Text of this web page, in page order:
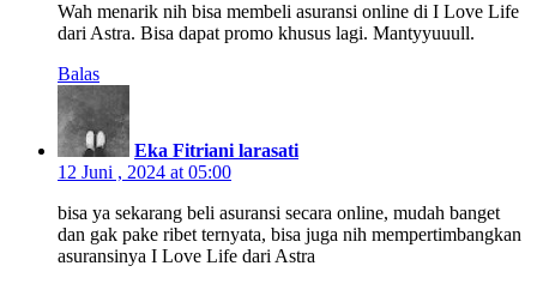
Wah menarik nih bisa membeli asuransi online di I Love Life
dari Astra. Bisa dapat promo khusus lagi. Mantyyuuull.
Balas
Eka Fitriani larasati
12 Juni , 2024 at 05:00
bisa ya sekarang beli asuransi secara online, mudah banget
dan gak pake ribet ternyata, bisa juga nih mempertimbangkan
asuransinya I Love Life dari Astra